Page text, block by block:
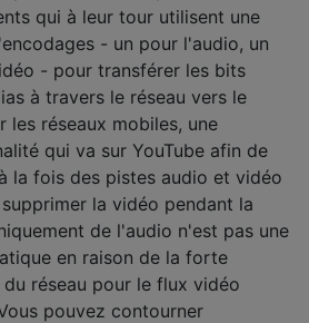
qui à leur tour utilisent une
- un pour l'audio, un
- pour transférer les bits
à travers le réseau vers le
les réseaux mobiles, une
qui va sur YouTube afin de
la fois des pistes audio et vidéo
la vidéo pendant la
de l'audio n'est pas une
en raison de la forte
du réseau pour le flux vidéo
pouvez contourner